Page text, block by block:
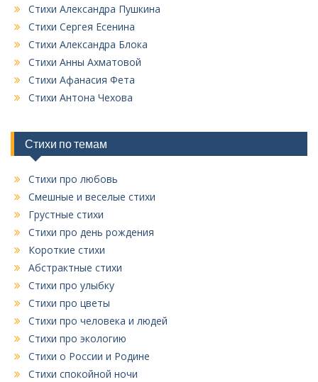
и
я
п
о
з
а
с
я
м
к
в
е
х
р
у
к
Стихи Александра Пушкина
Стихи Сергея Есенина
Стихи Александра Блока
Стихи Анны Ахматовой
Стихи Афанасия Фета
Стихи Антона Чехова
Стихи по темам
Стихи про любовь
Смешные и веселые стихи
Грустные стихи
Стихи про день рождения
Короткие стихи
Абстрактные стихи
Стихи про улыбку
Стихи про цветы
Стихи про человека и людей
Стихи про экологию
Стихи о России и Родине
Стихи спокойной ночи